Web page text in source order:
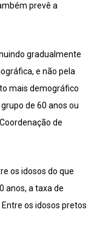
prevê a
gradualmente
e não pela
mais demográfico
de 60 anos ou
de
os idosos do que
anos, a taxa de
os idosos pretos